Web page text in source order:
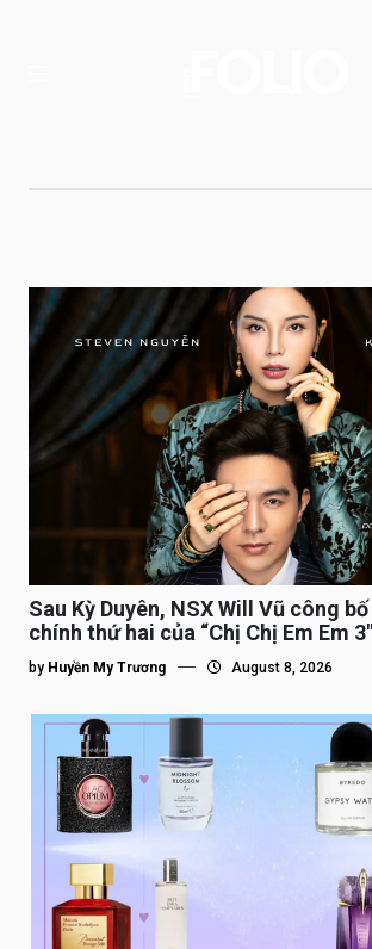
Sau Kỳ Duyên, NSX Will Vũ công
chính thứ hai của “Chị Chị Em Em 3″
by Huyền My Trương August 8, 2026